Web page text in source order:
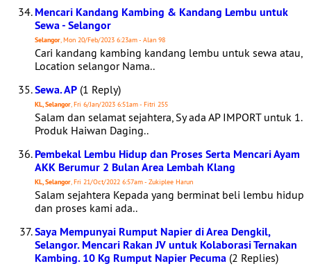
Mencari Kandang Kambing & Kandang Lembu untuk
Sewa - Selangor
Selangor, Mon 20/Feb/2023 6:23am - Alan 98
Cari kandang kambing kandang lembu untuk sewa atau,
Location selangor Nama..
Sewa. AP (1 Reply)
KL, Selangor, Fri 6/Jan/2023 6:51am - Fitri 255
Salam dan selamat sejahtera, Sy ada AP IMPORT untuk 1.
Produk Haiwan Daging..
Pembekal Lembu Hidup dan Proses Serta Mencari Ayam
AKK Berumur 2 Bulan Area Lembah Klang
KL, Selangor, Fri 21/Oct/2022 6:57am - Zukiplee Harun
Salam sejahtera Kepada yang berminat beli lembu hidup
dan proses kami ada..
Saya Mempunyai Rumput Napier di Area Dengkil,
Selangor. Mencari Rakan JV untuk Kolaborasi Ternakan
Kambing. 10 Kg Rumput Napier Pecuma (2 Replies)